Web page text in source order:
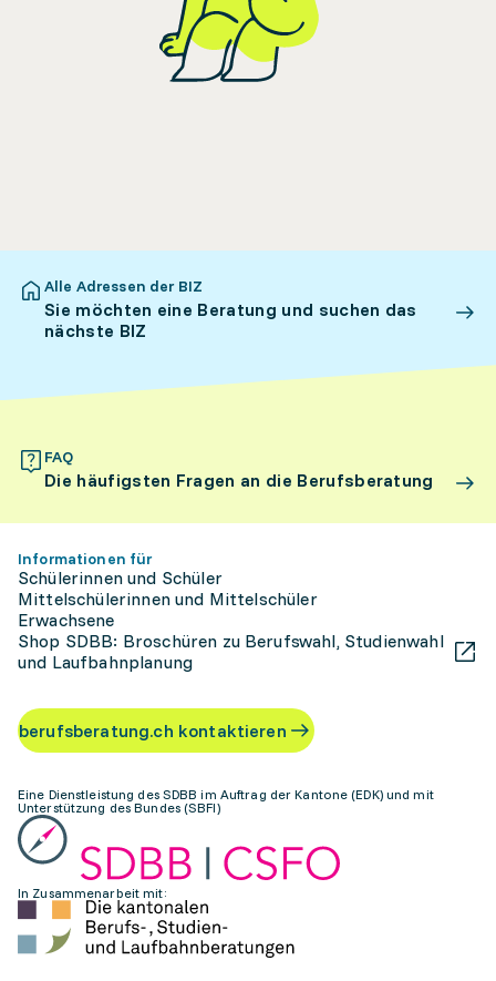
Alle Adressen der BIZ
Sie möchten eine Beratung und suchen das
nächste BIZ
FAQ
Die häufigsten Fragen an die Berufsberatung
Informationen für
Schülerinnen und Schüler
Mittelschülerinnen und Mittelschüler
Erwachsene
Shop SDBB: Broschüren zu Berufswahl, Studienwahl
und Laufbahnplanung
berufsberatung.ch kontaktieren
Eine Dienstleistung des SDBB im Auftrag der Kantone (EDK) und mit
Unterstützung des Bundes (SBFI)
In Zusammenarbeit mit: